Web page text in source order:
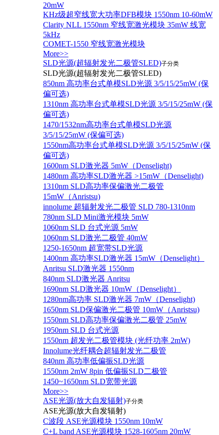
20mW
KHz级超窄线宽大功率DFB模块 1550nm 10-60mW
Clarity NLL 1550nm 窄线宽激光模块 35mW 线宽
5kHz
COMET-1550 窄线宽激光模块
More>>
SLD光源(超辐射发光二极管SLED)子分类
SLD光源(超辐射发光二极管SLED)
850nm 高功率台式单模SLD光源 3/5/15/25mW (保
偏可选)
1310nm 高功率台式单模SLD光源 3/5/15/25mW (保
偏可选)
1470/1532nm高功率台式单模SLD光源
3/5/15/25mW (保偏可选)
1550nm高功率台式单模SLD光源 3/5/15/25mW (保
偏可选)
1600nm SLD激光器 5mW（Denselight)
1480nm 高功率SLD激光器 >15mW（Denselight)
1310nm SLD高功率保偏激光二极管
15mW（Anristsu)
innolume 超辐射发光二极管 SLD 780-1310nm
780nm SLD Mini激光模块 5mW
1060nm SLD 台式光源 5mW
1060nm SLD激光二极管 40mW
1250-1650nm 超宽带SLD光源
1400nm 高功率SLD激光器 15mW（Denselight）
Anritsu SLD激光器 1550nm
840nm SLD激光器 Anritsu
1690nm SLD激光器 10mW（Denselight）
1280nm高功率 SLD激光器 7mW（Denselight)
1650nm SLD保偏激光二极管 10mW（Anristsu)
1550nm SLD高功率保偏激光二极管 25mW
1950nm SLD 台式光源
1550nm 超发光二极管模块 (光纤功率 2mW)
Innolume光纤耦合超辐射发光二极管
840nm 高功率低偏振SLD光源
1550nm 2mW 8pin 低偏振SLD二极管
1450~1650nm SLD宽带光源
More>>
ASE光源(放大自发辐射)子分类
ASE光源(放大自发辐射)
C波段 ASE光源模块 1550nm 10mW
C+L band ASE光源模块 1528-1605nm 20mW